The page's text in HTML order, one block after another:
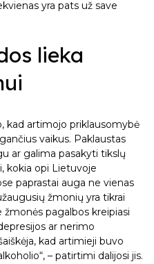
yra pats už save
lieka
kad artimojo priklausomybė
vaikus. Paklaustas
ar galima pasakyti tikslų
kokia opi Lietuvoje
paprastai auga ne vienas
žmonių yra tikrai
žmonės pagalbos kreipiasi
ar nerimo
kad artimieji buvo
– patirtimi dalijosi jis.